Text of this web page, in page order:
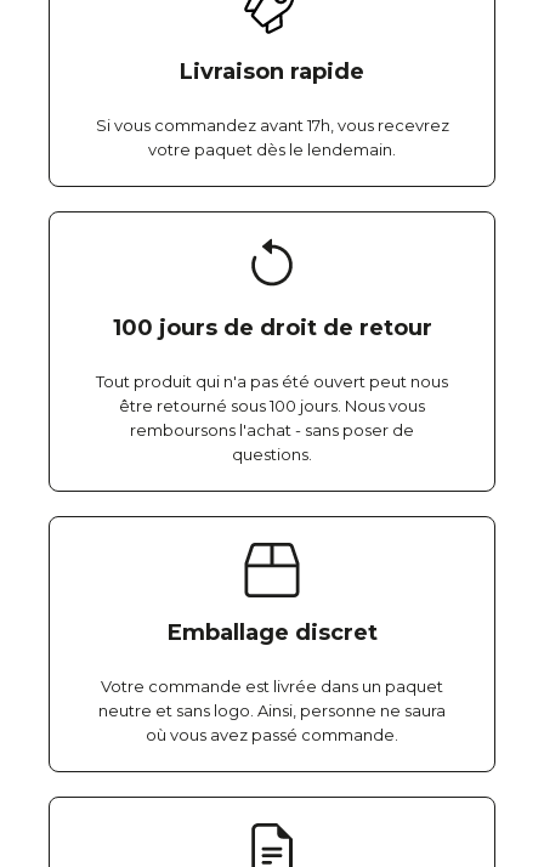
Livraison rapide
Si vous commandez avant 17h, vous recevrez
votre paquet dès le lendemain.
100 jours de droit de retour
Tout produit qui n'a pas été ouvert peut nous
être retourné sous 100 jours. Nous vous
remboursons l'achat - sans poser de
questions.
Emballage discret
Votre commande est livrée dans un paquet
neutre et sans logo. Ainsi, personne ne saura
où vous avez passé commande.